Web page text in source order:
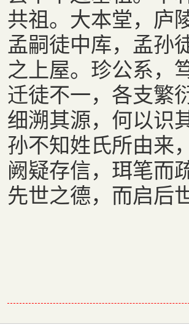
共祖。大本堂，庐
孟嗣徒中库，孟孙
之上屋。珍公系，
迁徒不一，各支繁
细溯其源，何以识
孙不知姓氏所由来
阙疑存信，珥笔而
先世之德，而启后